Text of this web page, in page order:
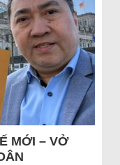
MỚI – VỞ